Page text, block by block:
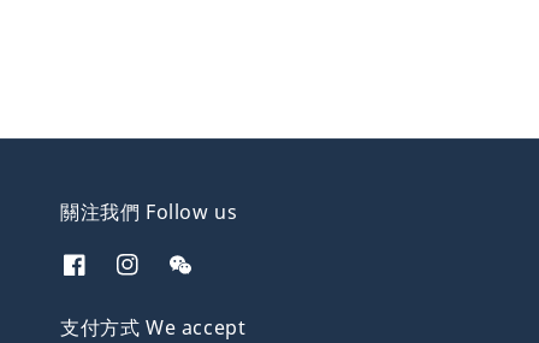
關注我們 Follow us
支付方式 We accept